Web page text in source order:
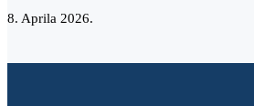
8. Aprila 2026.